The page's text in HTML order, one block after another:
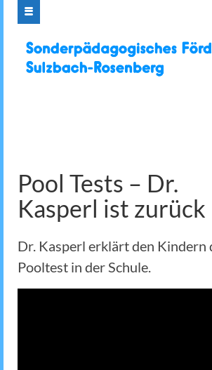
Pool Tests – Dr.
Kasperl ist zurück
Dr. Kasperl erklärt den Kindern
Pooltest in der Schule.